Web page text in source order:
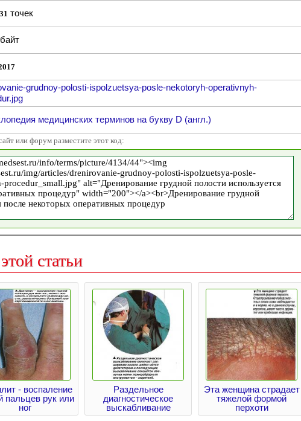
точек
байт
grudnoy-polosti-ispolzuetsya-posle-nekotoryh-operativnyh-
медицинских терминов на букву D (англ.)
или форум разместите этот код:
статьи
- воспаление
пальцев рук или
ног
Раздельное
диагностическое
выскабливание
Эта женщина страдает
тяжелой формой
перхоти